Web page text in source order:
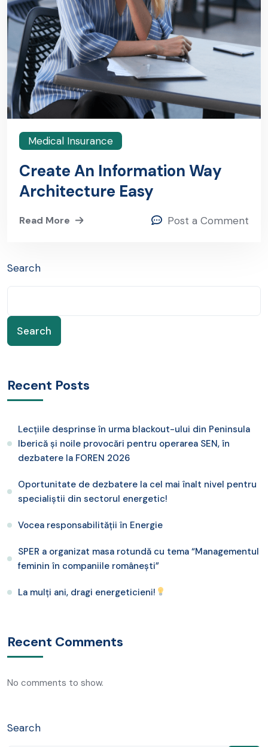
Medical Insurance
Create An Information Way
Architecture Easy
Read More Post a Comment
Search
Search
Recent Posts
Lecțiile desprinse în urma blackout-ului din Peninsula
Iberică și noile provocări pentru operarea SEN, în
dezbatere la FOREN 2026
Oportunitate de dezbatere la cel mai înalt nivel pentru
specialiștii din sectorul energetic!
Vocea responsabilității în Energie
SPER a organizat masa rotundă cu tema “Managementul
feminin în companiile românești”
La mulți ani, dragi energeticieni!
Recent Comments
No comments to show.
Search